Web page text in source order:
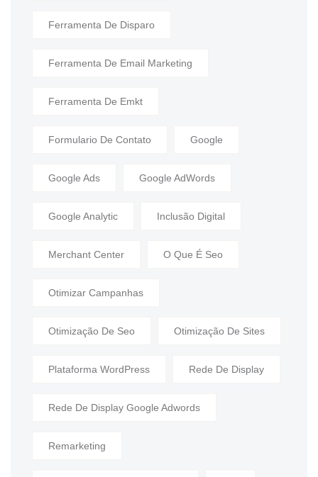
Ferramenta De Disparo
Ferramenta De Email Marketing
Ferramenta De Emkt
Formulario De Contato Google
Google Ads Google AdWords
Google Analytic Inclusão Digital
Merchant Center O Que É Seo
Otimizar Campanhas
Otimização De Seo Otimização De Sites
Plataforma WordPress Rede De Display
Rede De Display Google Adwords
Remarketing